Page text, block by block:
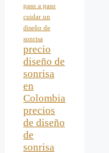
paso a paso
cuidar un
diseño de
sonrisa
precio
diseño de
sonrisa
en
Colombia
precios
de diseño
de
sonrisa